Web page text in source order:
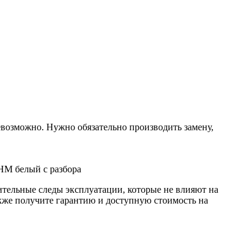
Нужно обязательно производить замену,
белый с разбора
следы эксплуатации, которые не влияют на
получите гарантию и доступную стоимость на